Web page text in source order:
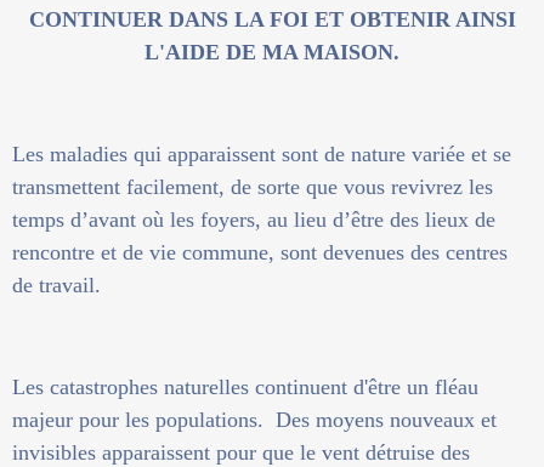
CONTINUER DANS LA FOI ET OBTENIR AINSI
L'AIDE DE MA MAISON.
Les maladies qui apparaissent sont de nature variée et se
transmettent facilement, de sorte que vous revivrez les
temps d’avant où les foyers, au lieu d’être des lieux de
rencontre et de vie commune, sont devenues des centres
de travail.
Les catastrophes naturelles continuent d'être un fléau
majeur pour les populations. Des moyens nouveaux et
invisibles apparaissent pour que le vent détruise des